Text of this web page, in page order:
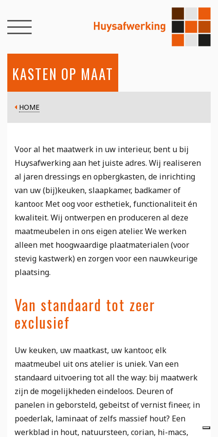
KASTEN OP MAAT
HOME
Voor al het maatwerk in uw interieur, bent u bij
Huysafwerking aan het juiste adres. Wij realiseren
al jaren dressings en opbergkasten, de inrichting
van uw (bij)keuken, slaapkamer, badkamer of
kantoor. Met oog voor esthetiek, functionaliteit én
kwaliteit. Wij ontwerpen en produceren al deze
maatmeubelen in ons eigen atelier. We werken
alleen met hoogwaardige plaatmaterialen (voor
stevig kastwerk) en zorgen voor een nauwkeurige
plaatsing.
Van standaard tot zeer
exclusief
Uw keuken, uw maatkast, uw kantoor, elk
maatmeubel uit ons atelier is uniek. Van een
standaard uitvoering tot all the way: bij maatwerk
zijn de mogelijkheden eindeloos. Deuren of
panelen in geborsteld, gebeitst of vernist fineer, in
poederlak, laminaat of zelfs massief hout? Een
werkblad in hout, natuursteen, corian, hi-macs,